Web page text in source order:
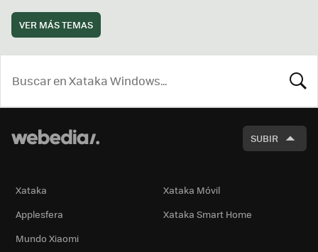
VER MÁS TEMAS
SUBIR
Xataka
Xataka Móvil
Applesfera
Xataka Smart Home
Mundo Xiaomi